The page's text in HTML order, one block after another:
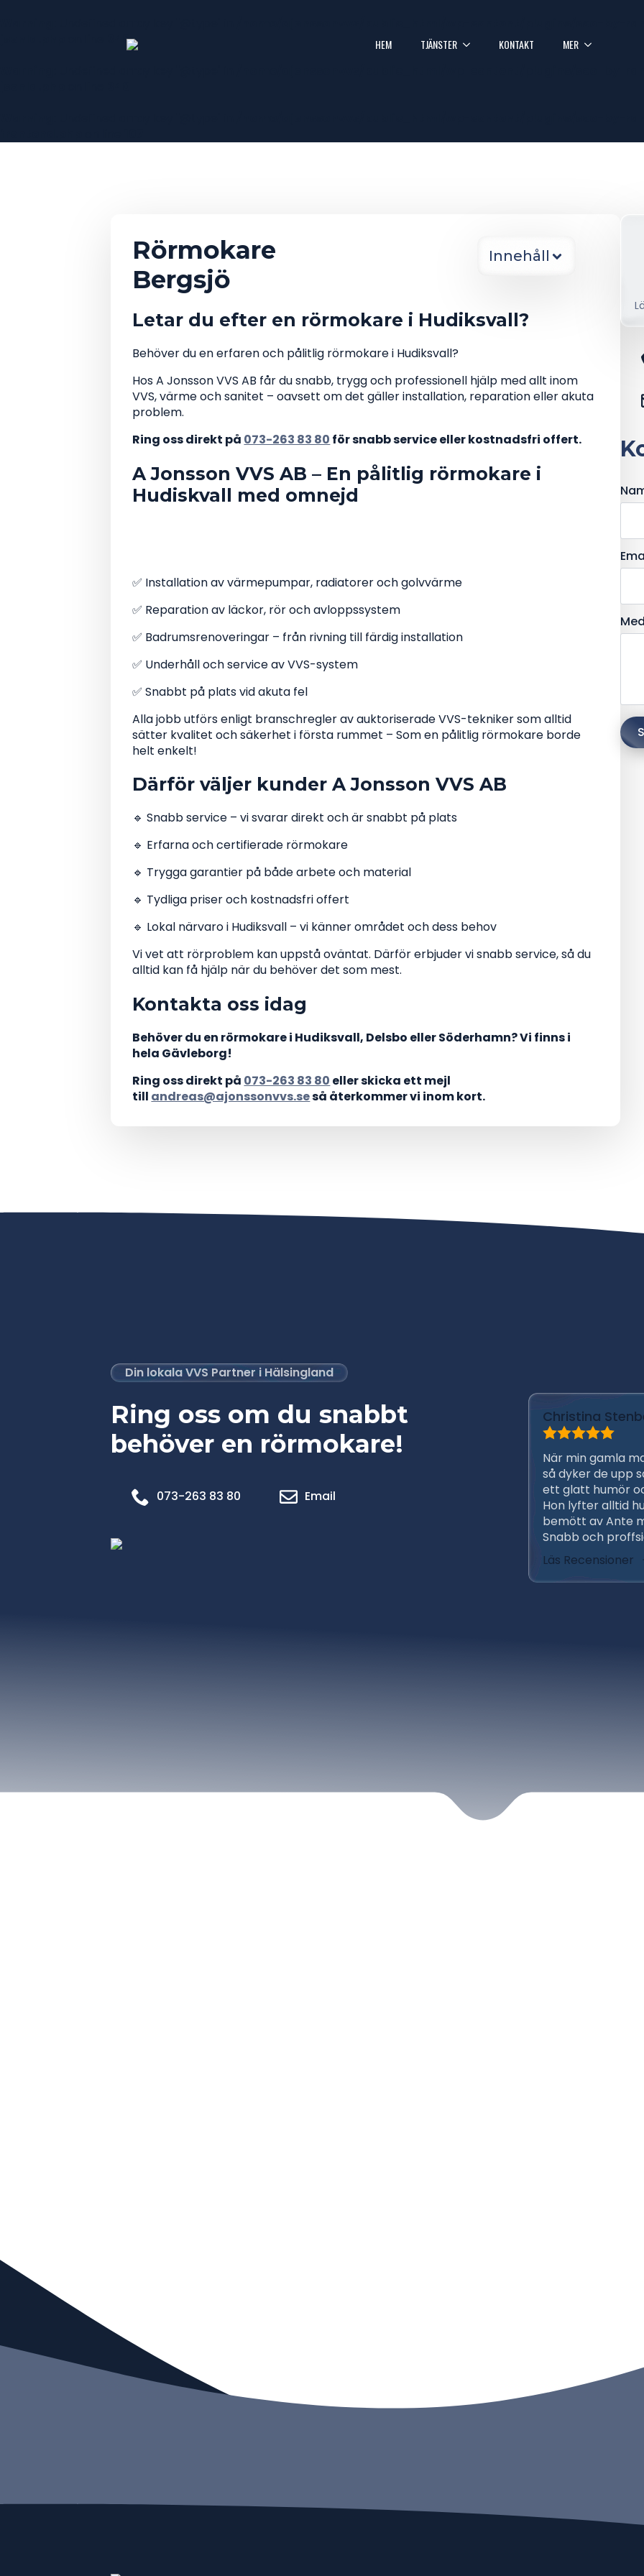
/home/ajonssonvvs/public_html/wp-content/plugins/seo-by-
340
/home/ajonssonvvs/public_html/wp-content/plugins/seo-by-
HEM TJÄNSTER KONTAKT MER
Rörmokare
Bergsjö
Innehåll
Letar du efter en rörmokare i Hudiksvall?
Behöver du en erfaren och pålitlig rörmokare i Hudiksvall?
Hos A Jonsson VVS AB får du snabb, trygg och professionell hjälp med allt inom
VVS, värme och sanitet – oavsett om det gäller installation, reparation eller akuta
problem.
Ring oss direkt på 073-263 83 80 för snabb service eller kostnadsfri offert.
A Jonsson VVS AB – En pålitlig rörmokare i
Hudiskvall med omnejd
✅ Installation av värmepumpar, radiatorer och golvvärme
✅ Reparation av läckor, rör och avloppssystem
✅ Badrumsrenoveringar – från rivning till färdig installation
✅ Underhåll och service av VVS-system
✅ Snabbt på plats vid akuta fel
Alla jobb utförs enligt branschregler av auktoriserade VVS-tekniker som alltid
sätter kvalitet och säkerhet i första rummet – Som en pålitlig rörmokare borde
helt enkelt!
Därför väljer kunder A Jonsson VVS AB
🔹 Snabb service – vi svarar direkt och är snabbt på plats
🔹 Erfarna och certifierade rörmokare
🔹 Trygga garantier på både arbete och material
🔹 Tydliga priser och kostnadsfri offert
🔹 Lokal närvaro i Hudiksvall – vi känner området och dess behov
Vi vet att rörproblem kan uppstå oväntat. Därför erbjuder vi snabb service, så du
alltid kan få hjälp när du behöver det som mest.
Kontakta oss idag
Behöver du en rörmokare i Hudiksvall, Delsbo eller Söderhamn? Vi finns i
hela Gävleborg!
Ring oss direkt på 073-263 83 80 eller skicka ett mejl
till andreas@ajonssonvvs.seså återkommer vi inom kort.
Din lokala VVS Partner i Hälsingland
Ring oss om du snabbt
behöver en rörmokare!
073-263 83 80 Email
Christina
När min gamla
så dyker de upp
ett glatt humör
Hon lyfter alltid
bemött av Ante
Snabb och
Läs Recensioner